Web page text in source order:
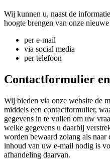
Wij kunnen u, naast de
hoogte brengen van onze
per e-mail
via social media
per telefoon
Contactformulier
Wij bieden via onze website de
middels een contactformulier,
gegevens in te vullen om uw
welke gegevens u daarbij
worden bewaard zolang als
inhoud van uw e-mail nodig is
afhandeling daarvan.